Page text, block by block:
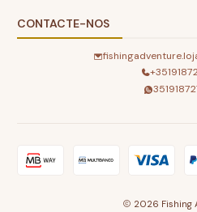
CONTACTE-NOS
2026 Fishing